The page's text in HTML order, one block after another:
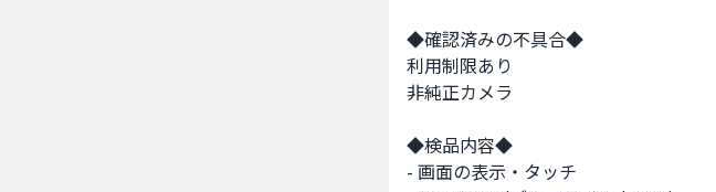
◆確認済みの不具合◆
利用制限あり
非純正カメラ
◆検品内容◆
- 画面の表示・タッチ